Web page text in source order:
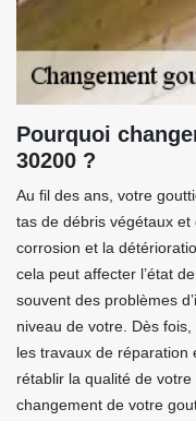
Pourquoi
30200 ?
Au fil des ans, votre
tas de débris végétaux
corrosion et la
cela peut affecter l’état
souvent des problèmes
niveau de votre. Dès
les travaux de réparation
rétablir la qualité de
changement de votre